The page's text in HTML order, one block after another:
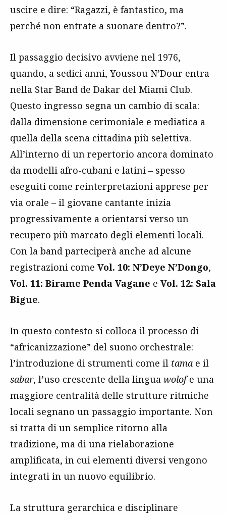
uscire e dire: “Ragazzi, è fantastico, ma
perché non entrate a suonare dentro?”.
Il passaggio decisivo avviene nel 1976,
quando, a sedici anni, Youssou N’Dour entra
nella Star Band de Dakar del Miami Club.
Questo ingresso segna un cambio di scala:
dalla dimensione cerimoniale e mediatica a
quella della scena cittadina più selettiva.
All’interno di un repertorio ancora dominato
da modelli afro-cubani e latini – spesso
eseguiti come reinterpretazioni apprese per
via orale – il giovane cantante inizia
progressivamente a orientarsi verso un
recupero più marcato degli elementi locali.
Con la band parteciperà anche ad alcune
registrazioni come Vol. 10: N’Deye N’Dongo,
Vol. 11: Birame Penda Vagane e Vol. 12: Sala
Bigue.
In questo contesto si colloca il processo di
“africanizzazione” del suono orchestrale:
l’introduzione di strumenti come il tama e il
sabar, l’uso crescente della lingua wolofe una
maggiore centralità delle strutture ritmiche
locali segnano un passaggio importante. Non
si tratta di un semplice ritorno alla
tradizione, ma di una rielaborazione
amplificata, in cui elementi diversi vengono
integrati in un nuovo equilibrio.
La struttura gerarchica e disciplinare